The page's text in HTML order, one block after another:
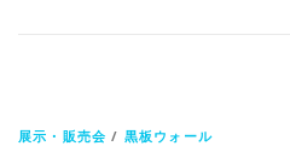
展示・販売会 / 黒板ウォール